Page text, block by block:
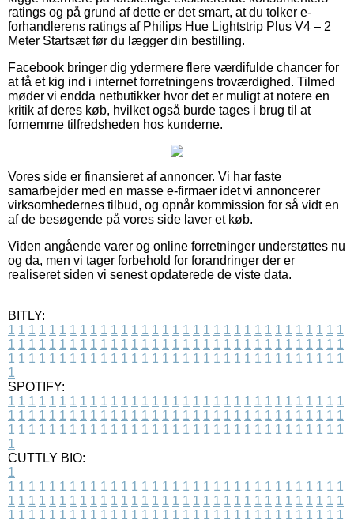
ratings og på grund af dette er det smart, at du tolker e-
forhandlerens ratings af Philips Hue Lightstrip Plus V4 – 2
Meter Startsæt før du lægger din bestilling.
Facebook bringer dig ydermere flere værdifulde chancer for
at få et kig ind i internet forretningens troværdighed. Tilmed
møder vi endda netbutikker hvor det er muligt at notere en
kritik af deres køb, hvilket også burde tages i brug til at
fornemme tilfredsheden hos kunderne.
Vores side er finansieret af annoncer. Vi har faste
samarbejder med en masse e-firmaer idet vi annoncerer
virksomhedernes tilbud, og opnår kommission for så vidt en
af de besøgende på vores side laver et køb.
Viden angående varer og online forretninger understøttes nu
og da, men vi tager forbehold for forandringer der er
realiseret siden vi senest opdaterede de viste data.
BITLY:
1 1 1 1 1 1 1 1 1 1 1 1 1 1 1 1 1 1 1 1 1 1 1 1 1 1 1 1 1 1 1 1 1
1 1 1 1 1 1 1 1 1 1 1 1 1 1 1 1 1 1 1 1 1 1 1 1 1 1 1 1 1 1 1 1 1
1 1 1 1 1 1 1 1 1 1 1 1 1 1 1 1 1 1 1 1 1 1 1 1 1 1 1 1 1 1 1 1 1
1
SPOTIFY:
1 1 1 1 1 1 1 1 1 1 1 1 1 1 1 1 1 1 1 1 1 1 1 1 1 1 1 1 1 1 1 1 1
1 1 1 1 1 1 1 1 1 1 1 1 1 1 1 1 1 1 1 1 1 1 1 1 1 1 1 1 1 1 1 1 1
1 1 1 1 1 1 1 1 1 1 1 1 1 1 1 1 1 1 1 1 1 1 1 1 1 1 1 1 1 1 1 1 1
1
CUTTLY BIO:
1
1 1 1 1 1 1 1 1 1 1 1 1 1 1 1 1 1 1 1 1 1 1 1 1 1 1 1 1 1 1 1 1 1
1 1 1 1 1 1 1 1 1 1 1 1 1 1 1 1 1 1 1 1 1 1 1 1 1 1 1 1 1 1 1 1 1
1 1 1 1 1 1 1 1 1 1 1 1 1 1 1 1 1 1 1 1 1 1 1 1 1 1 1 1 1 1 1 1 1